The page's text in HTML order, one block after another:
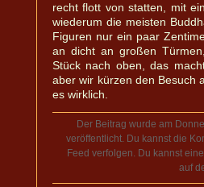
recht flott von statten, mit
wiederum die meisten
Figuren nur ein paar
an dicht an großen
Stück nach oben, das
aber wir kürzen den Besuch
es wirklich.
Der Beitrag wurde am
veröffentlicht. Du kannst die
Feed verfolgen. Du kannst
auf